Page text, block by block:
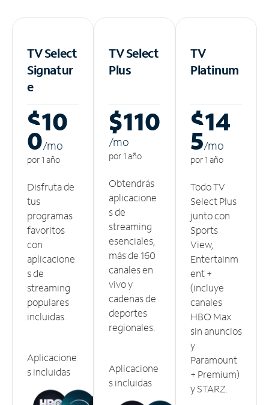
TV Select
Signatur
e
$10
0/mo
por 1 año
Disfruta de
tus
programas
favoritos
con
aplicacione
s de
streaming
populares
incluidas.
Aplicacione
s incluidas
TV Select
Plus
$110
/mo
por 1 año
Obtendrás
aplicacione
s de
streaming
esenciales,
más de 160
canales en
vivo y
cadenas de
deportes
regionales.
Aplicacione
s incluidas
TV
Platinum
$14
5/mo
por 1 año
Todo TV
Select Plus
junto con
Sports
View,
Entertainm
ent +
(incluye
canales
HBO Max
sin anuncios
y
Paramount
+ Premium)
y STARZ.